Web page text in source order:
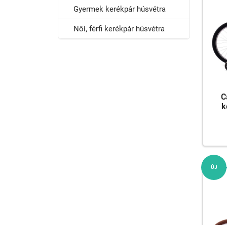
Gyermek kerékpár húsvétra
Női, férfi kerékpár húsvétra
ÚJ